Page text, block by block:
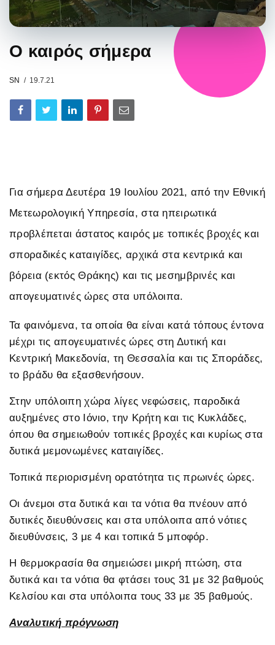
Ο καιρός σήμερα
SN 19.7.21
Για σήμερα Δευτέρα 19 Ιουλίου 2021, από την Εθνική
Μετεωρολογική Υπηρεσία, στα ηπειρωτικά
προβλέπεται άστατος καιρός με τοπικές βροχές και
σποραδικές καταιγίδες, αρχικά στα κεντρικά και
βόρεια (εκτός Θράκης) και τις μεσημβρινές και
απογευματινές ώρες στα υπόλοιπα.
Τα φαινόμενα, τα οποία θα είναι κατά τόπους έντονα
μέχρι τις απογευματινές ώρες στη Δυτική και
Κεντρική Μακεδονία, τη Θεσσαλία και τις Σποράδες,
το βράδυ θα εξασθενήσουν.
Στην υπόλοιπη χώρα λίγες νεφώσεις, παροδικά
αυξημένες στο Ιόνιο, την Κρήτη και τις Κυκλάδες,
όπου θα σημειωθούν τοπικές βροχές και κυρίως στα
δυτικά μεμονωμένες καταιγίδες.
Τοπικά περιορισμένη ορατότητα τις πρωινές ώρες.
Οι άνεμοι στα δυτικά και τα νότια θα πνέουν από
δυτικές διευθύνσεις και στα υπόλοιπα από νότιες
διευθύνσεις, 3 με 4 και τοπικά 5 μποφόρ.
Η θερμοκρασία θα σημειώσει μικρή πτώση, στα
δυτικά και τα νότια θα φτάσει τους 31 με 32 βαθμούς
Κελσίου και στα υπόλοιπα τους 33 με 35 βαθμούς.
Αναλυτική πρόγνωση